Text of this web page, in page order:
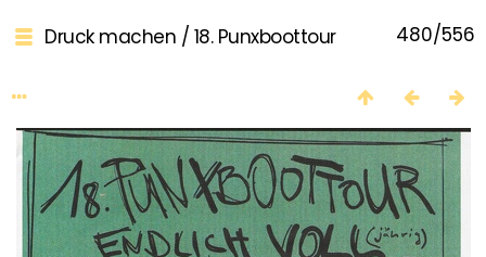
480/556
Druck machen / 18. Punxboottour